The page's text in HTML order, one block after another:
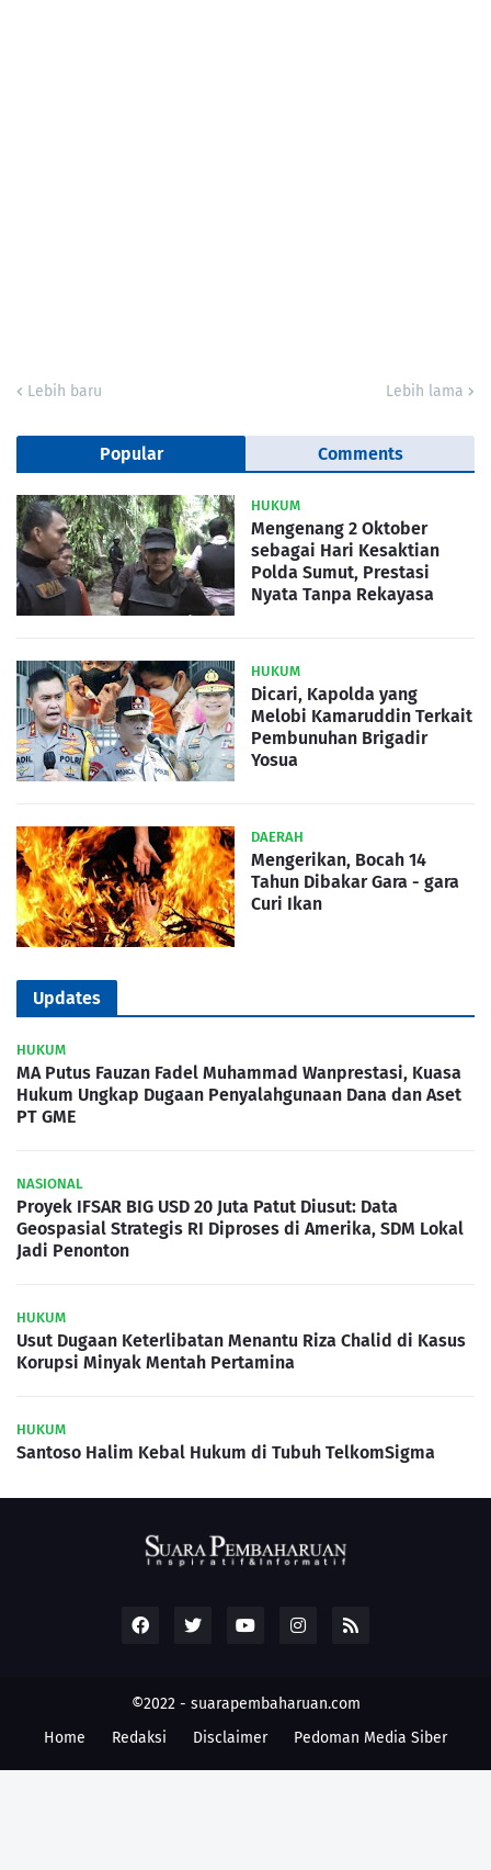
Lebih baru Lebih lama
Popular Comments
HUKUM
Mengenang 2 Oktober
sebagai Hari Kesaktian
Polda Sumut, Prestasi
Nyata Tanpa Rekayasa
HUKUM
Dicari, Kapolda yang
Melobi Kamaruddin Terkait
Pembunuhan Brigadir
Yosua
DAERAH
Mengerikan, Bocah 14
Tahun Dibakar Gara - gara
Curi Ikan
Updates
HUKUM
MA Putus Fauzan Fadel Muhammad Wanprestasi, Kuasa
Hukum Ungkap Dugaan Penyalahgunaan Dana dan Aset
PT GME
NASIONAL
Proyek IFSAR BIG USD 20 Juta Patut Diusut: Data
Geospasial Strategis RI Diproses di Amerika, SDM Lokal
Jadi Penonton
HUKUM
Usut Dugaan Keterlibatan Menantu Riza Chalid di Kasus
Korupsi Minyak Mentah Pertamina
HUKUM
Santoso Halim Kebal Hukum di Tubuh TelkomSigma
©2022 - suarapembaharuan.com
Home
Redaksi Disclaimer Pedoman Media Siber